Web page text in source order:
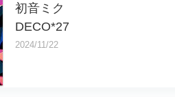
初音ミク
DECO*27
2024/11/22